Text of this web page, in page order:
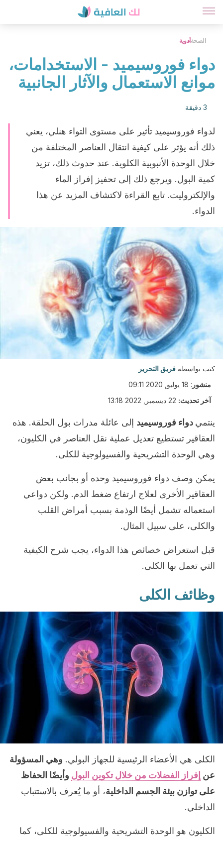
الصحةأدوية
دواء فوروسيميد - الاستخدامات،
موانع الاستعمال والآثار الجانبية
3 دقيقة
لدواء فوروسيميد تأثير على مستوى التواء هنلي، يعني
ذلك أنه يؤثر على كيفية انتقال العناصر المختلفة من
خلال الوحدة الأنبوبية الكلوية. عند حدوث ذلك، تزيد
كمية البول. ويرجع ذلك إلى تحفيز إفراز الماء
والإلكتروليت. تابع القراءة لاكتشاف المزيد عن هذا
الدواء.
كتب بواسطة فريق التحرير
منشور : 18 يوليو, 2020 09:11
آخر تحديث: 22 ديسمبر, 2022 13:18
ينتمي دواء فوروسيميد إلى عائلة مدرات بول الحلقة. هذه
العقاقير تستطيع تعديل عملية نقل العناصر في الكليون،
وهي الوحدة التشريحية والفسيولوجية للكلى.
يمكن وصف دواء فوروسيميد وحده أو بجانب بعض
العقاقير الأخرى لعلاج ارتفاع ضغط الدم. ولكن دواعي
استعماله تشمل أيضًا الوذمة بسبب أمراض القلب
والكلى، على سبيل المثال.
قبل استعراض خصائص هذا الدواء، يجب شرح الكيفية
التي تعمل بها الكلى.
وظائف الكلى
الكلى هي الأعضاء الرئيسية للجهاز البولي. وهي المسؤولة
عن إفراز الفضلات من خلال تكوين البول وأيضًا الحفاظ
على توازن بيئة الجسم الداخلية، أو ما يُعرف بالاستتباب
الداخلي.
الكليون هو الوحدة التشريحية والفسيولوجية للكلى، كما